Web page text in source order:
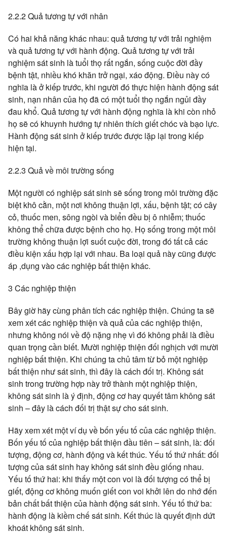
2.2.2 Quả tương tự với nhân
Có hai khả năng khác nhau: quả tương tự với trải nghiệm
và quả tương tự với hành động. Quả tương tự với trải
nghiệm sát sinh là tuổi thọ rất ngắn, sống cuộc đời đầy
bệnh tật, nhiều khó khăn trở ngại, xáo động. Điều này có
nghĩa là ở kiếp trước, khi người đó thực hiện hành động sát
sinh, nạn nhân của họ đã có một tuổi thọ ngắn ngủi đầy
đau khổ. Quả tương tự với hành động nghĩa là khi còn nhỏ
họ sẽ có khuynh hướng tự nhiên thích giết chóc và bạo lực.
Hành động sát sinh ở kiếp trước được lặp lại trong kiếp
hiện tại.
2.2.3 Quả về môi trường sống
Một người có nghiệp sát sinh sẽ sống trong môi trường đặc
biệt khô cằn, một nơi không thuận lợi, xấu, bệnh tật; có cây
cỏ, thuốc men, sông ngòi và biển đều bị ô nhiễm; thuốc
không thể chữa được bệnh cho họ. Họ sống trong một môi
trường không thuận lợi suốt cuộc đời, trong đó tất cả các
điều kiện xấu hợp lại với nhau. Ba loại quả này cũng được
áp ,dụng vào các nghiệp bất thiện khác.
3 Các nghiệp thiện
Bây giờ hãy cùng phân tích các nghiệp thiện. Chúng ta sẽ
xem xét các nghiệp thiện và quả của các nghiệp thiện,
nhưng không nói về độ nặng nhẹ vì đó không phải là điều
quan trọng cần biết. Mười nghiệp thiện đối nghịch với mười
nghiệp bất thiện. Khi chúng ta chủ tâm từ bỏ một nghiệp
bất thiện như sát sinh, thì đây là cách đối trị. Không sát
sinh trong trường hợp này trở thành một nghiệp thiện,
không sát sinh là ý định, động cơ hay quyết tâm không sát
sinh – đây là cách đối trị thật sự cho sát sinh.
Hãy xem xét một ví dụ về bốn yếu tố của các nghiệp thiện.
Bốn yếu tố của nghiệp bất thiện đầu tiên – sát sinh, là: đối
tượng, động cơ, hành động và kết thúc. Yếu tố thứ nhất: đối
tượng của sát sinh hay không sát sinh đều giống nhau.
Yếu tố thứ hai: khi thấy một con voi là đối tượng có thể bị
giết, động cơ không muốn giết con voi khởi lên do nhớ đến
bản chất bất thiện của hành động sát sinh. Yếu tố thứ ba:
hành động là kiềm chế sát sinh. Kết thúc là quyết định dứt
khoát không sát sinh.